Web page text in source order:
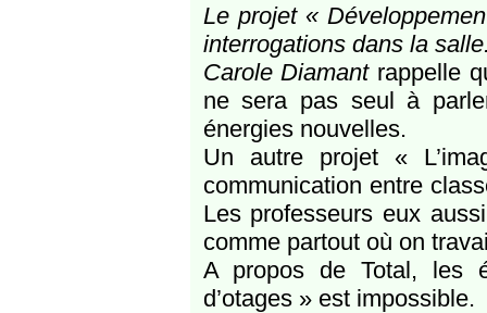
Le projet «
interrogations dans la
Carole Diamantrappelle
ne sera pas seul à
énergies nouvelles.
Un autre projet «
communication entre
Les professeurs eux
comme partout où on
A propos de Total, les
d’otages » est impossible.